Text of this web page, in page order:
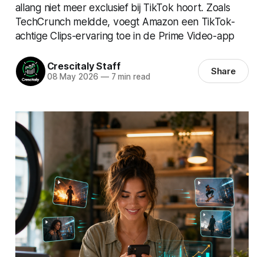
allang niet meer exclusief bij TikTok hoort. Zoals
TechCrunch meldde, voegt Amazon een TikTok-
achtige Clips-ervaring toe in de Prime Video-app
Crescitaly Staff
08 May 2026 —7 min read Share